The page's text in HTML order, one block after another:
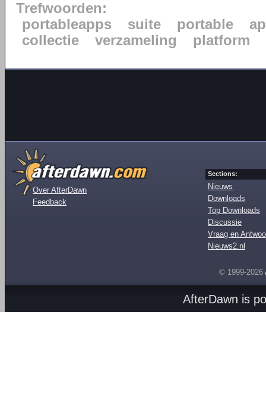
Trefwoorden:
portableapps
suite portable
collectie
verzameling platform
Over AfterDawn
Feedback
Sections:
Nieuws
Downloads
Top Downloads
Discussie
Vraag en
Nieuws2.nl
© 1999-2026
AfterDawn is